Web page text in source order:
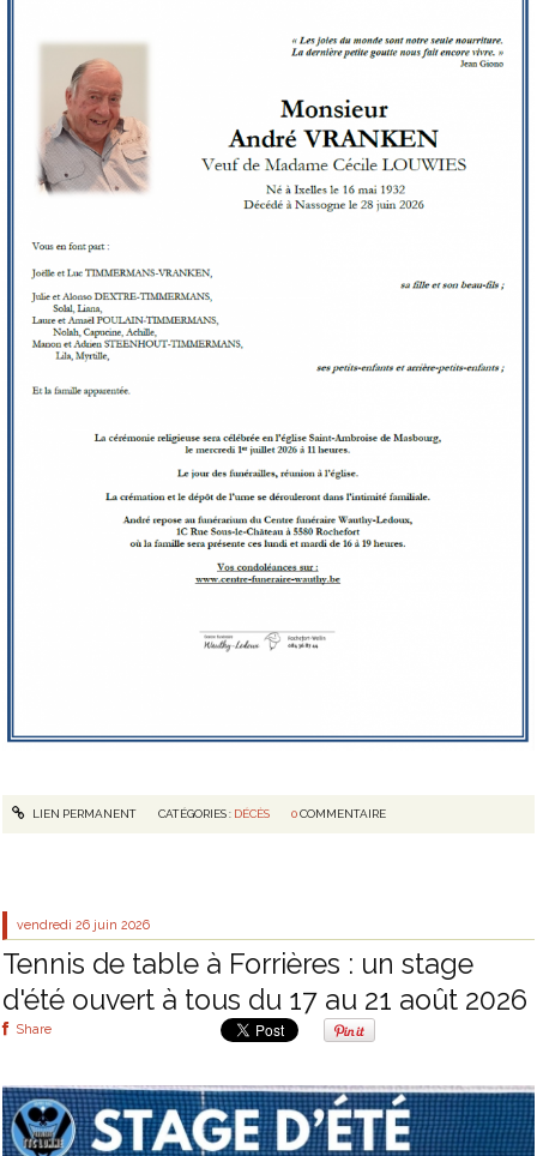
LIEN PERMANENT CATÉGORIES : DÉCÈS 0COMMENTAIRE
vendredi 26 juin 2026
Tennis de table à Forrières : un stage
d'été ouvert à tous du 17 au 21 août 2026
Share